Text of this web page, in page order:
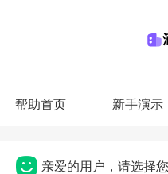
帮助首页 新手演示
亲爱的用户，请选择